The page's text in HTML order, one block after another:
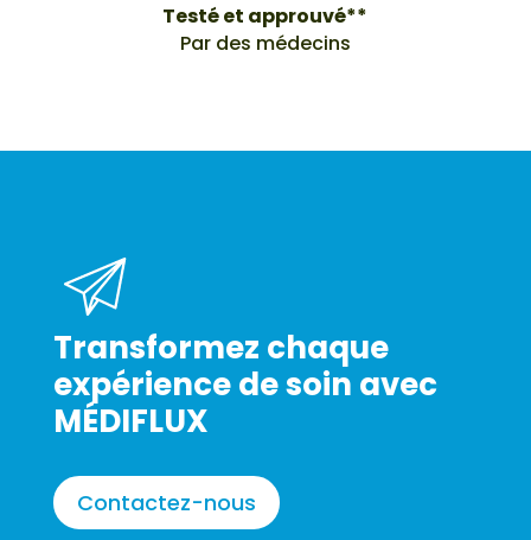
Testé et approuvé**
Par des médecins
Transformez chaque
expérience de soin avec
MÉDIFLUX
Contactez-nous